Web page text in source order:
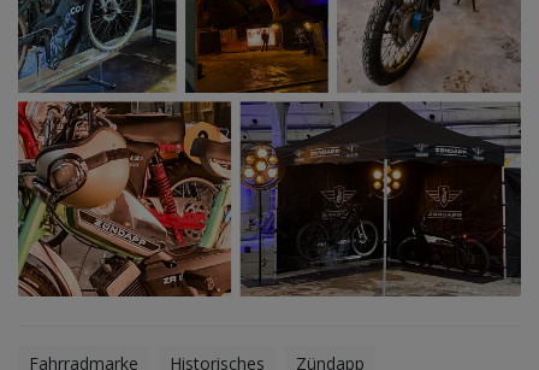
Fahrradmarke Historisches Zündapp